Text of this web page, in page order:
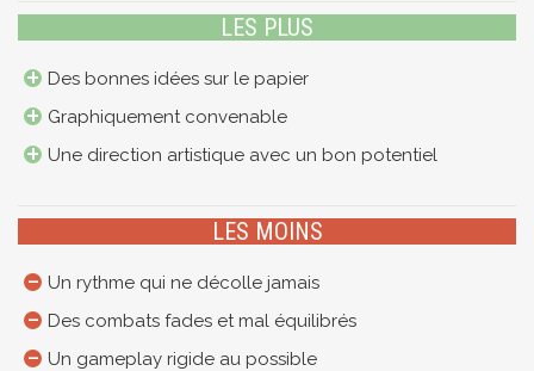
LES PLUS
Des bonnes idées sur le papier
Graphiquement convenable
Une direction artistique avec un bon potentiel
LES MOINS
Un rythme qui ne décolle jamais
Des combats fades et mal équilibrés
Un gameplay rigide au possible